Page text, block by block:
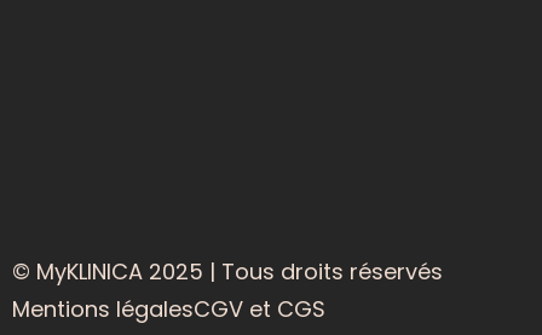
© MyKLINICA 2025 | Tous droits réservés
Mentions légalesCGV et CGS